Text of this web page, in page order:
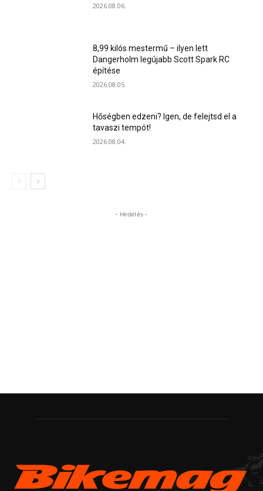
2026.08.06.
8,99 kilós mestermű – ilyen lett
Dangerholm legújabb Scott Spark RC
építése
2026.08.05.
Hőségben edzeni? Igen, de felejtsd el a
tavaszi tempót!
2026.08.04.
- Hirdetés -